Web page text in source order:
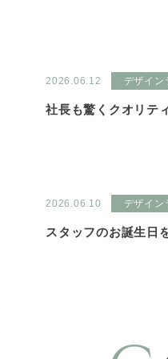
2026.06.12 デザイン
社長も驚くクオリテ
2026.06.10 デザイン
スタッフのお誕生日